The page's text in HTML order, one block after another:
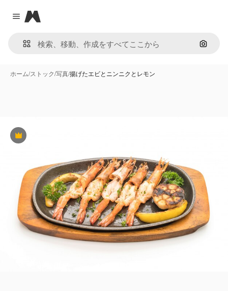
Close menu
Magnific
画像で
ホーム/ストック/写真/揚げたエビとニンニクとレモン
Premium